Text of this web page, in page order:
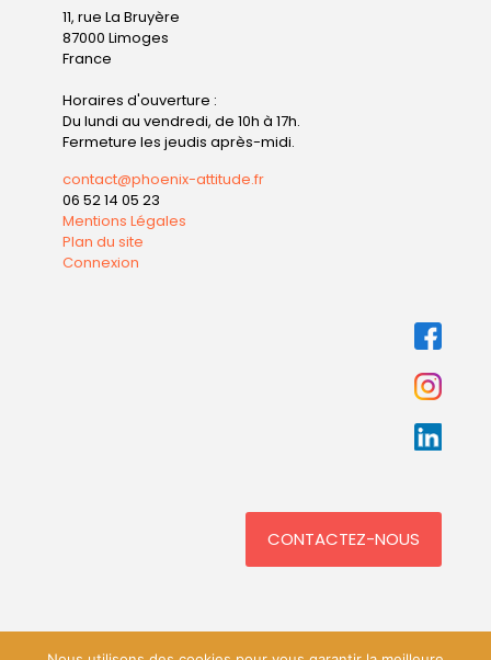
11, rue La Bruyère
87000 Limoges
France
Horaires d'ouverture :
Du lundi au vendredi, de 10h à 17h.
Fermeture les jeudis après-midi.
contact@phoenix-attitude.fr
06 52 14 05 23
Mentions Légales
Plan du site
Connexion
CONTACTEZ-NOUS